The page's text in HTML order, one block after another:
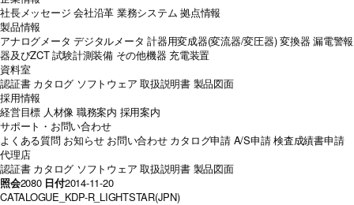
社長メッセージ 会社沿革 業務システム 拠点情報
製品情報
アナログメータ デジタルメータ 計器用変成器(変流器/変圧器)変換器 漏電警報
器及びZCT試験計測装備 その他機器 充電装置
資料室
認証書 カタログ ソフトウェア 取扱説明書 製品図面
採用情報
経営目標 人材像 職務案内 採用案内
サポート・お問い合わせ
よくある質問 お知らせ お問い合わせ カタログ申請 A/S申請検査成績書申請
代理店
認証書 カタログ ソフトウェア 取扱説明書 製品図面
照会2080 日付2014-11-20
CATALOGUE_KDP-R_LIGHTSTAR(JPN)